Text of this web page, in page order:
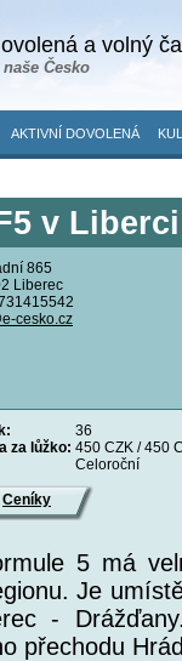
a volný
Česko
AKTIVNÍ DOVOLENÁ
v
865
Liberec
cesko.cz
36
za lůžko: 450 CZK / 450
Celoroční
Ceníky
5 má
Je
-
přechodu